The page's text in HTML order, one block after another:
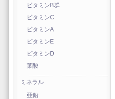
ビタミンB群
ビタミンC
ビタミンA
ビタミンE
ビタミンD
葉酸
ミネラル
亜鉛